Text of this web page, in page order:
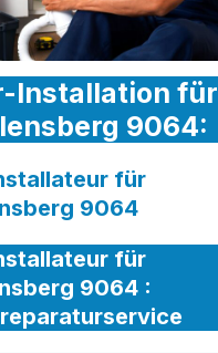
Installation für
9064:
für
9064
für
9064 :